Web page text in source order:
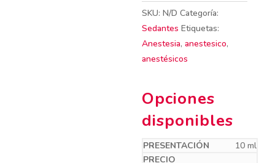
SKU:N/D Categoría:
Sedantes Etiquetas:
Anestesia,anestesico,
anestésicos
Opciones
disponibles
10 ml